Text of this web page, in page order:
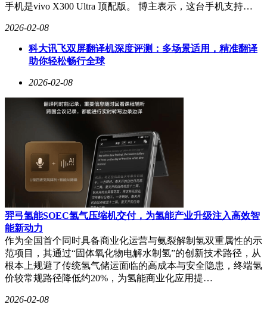
手机是vivo X300 Ultra 顶配版。 博主表示，这台手机支持…
2026-02-08
科大讯飞双屏翻译机深度评测：多场景适用，精准翻译
助你轻松畅行全球
2026-02-08
羿弓氢能SOEC氢气压缩机交付，为氢能产业升级注入高效智
能新动力
作为全国首个同时具备商业化运营与氨裂解制氢双重属性的示
范项目，其通过“固体氧化物电解水制氢”的创新技术路径，从
根本上规避了传统氢气储运面临的高成本与安全隐患，终端氢
价较常规路径降低约20%，为氢能商业化应用提…
2026-02-08